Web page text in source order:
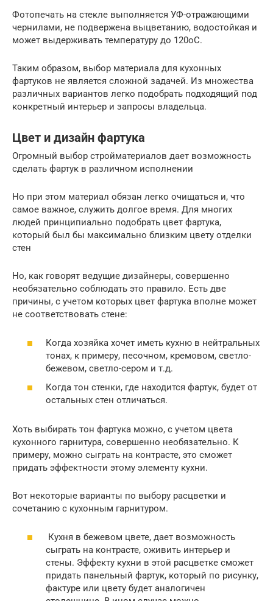
Фотопечать на стекле выполняется УФ-отражающими
чернилами, не подвержена выцветанию, водостойкая и
может выдерживать температуру до 120оС.
Таким образом, выбор материала для кухонных
фартуков не является сложной задачей. Из множества
различных вариантов легко подобрать подходящий под
конкретный интерьер и запросы владельца.
Цвет и дизайн фартука
Огромный выбор стройматериалов дает возможность
сделать фартук в различном исполнении
Но при этом материал обязан легко очищаться и, что
самое важное, служить долгое время. Для многих
людей принципиально подобрать цвет фартука,
который был бы максимально близким цвету отделки
стен
Но, как говорят ведущие дизайнеры, совершенно
необязательно соблюдать это правило. Есть две
причины, с учетом которых цвет фартука вполне может
не соответствовать стене:
Когда хозяйка хочет иметь кухню в нейтральных
тонах, к примеру, песочном, кремовом, светло-
бежевом, светло-сером и т.д.
Когда тон стенки, где находится фартук, будет от
остальных стен отличаться.
Хоть выбирать тон фартука можно, с учетом цвета
кухонного гарнитура, совершенно необязательно. К
примеру, можно сыграть на контрасте, это сможет
придать эффектности этому элементу кухни.
Вот некоторые варианты по выбору расцветки и
сочетанию с кухонным гарнитуром.
Кухня в бежевом цвете, дает возможность
сыграть на контрасте, оживить интерьер и
стены. Эффекту кухни в этой расцветке сможет
придать панельный фартук, который по рисунку,
фактуре или цвету будет аналогичен